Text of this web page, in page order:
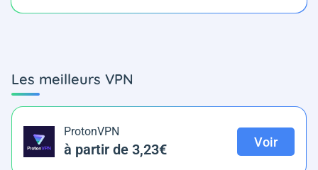
Les meilleurs VPN
ProtonVPN
à partir de 3,23€ Voir